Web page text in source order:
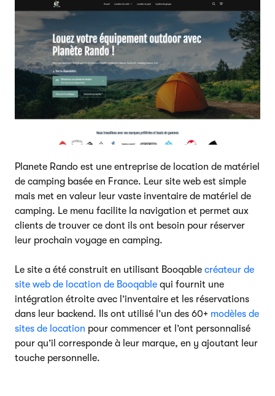
Planete Rando est une entreprise de location de matériel
de camping basée en France. Leur site web est simple
mais met en valeur leur vaste inventaire de matériel de
camping. Le menu facilite la navigation et permet aux
clients de trouver ce dont ils ont besoin pour réserver
leur prochain voyage en camping.
Le site a été construit en utilisant Booqable créateur de
site web de location de Booqable qui fournit une
intégration étroite avec l’inventaire et les réservations
dans leur backend. Ils ont utilisé l’un des 60+ modèles de
sites de location pour commencer et l’ont personnalisé
pour qu’il corresponde à leur marque, en y ajoutant leur
touche personnelle.